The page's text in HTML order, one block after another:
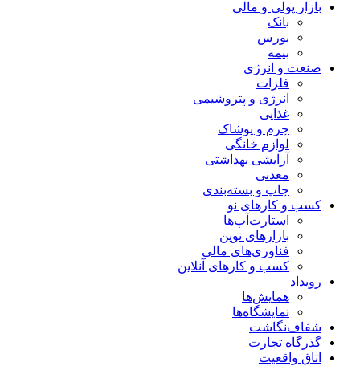
بازار پولی و مالی
بانک
بورس
بیمه
صنعت و انرژی
فلزات
انرژی و پتروشیمی
غذایی
چرم و پوشاک
لوازم خانگی
آرایشی بهداشتی
معدنی
چاپ و بسته‌بندی
کسب و کارهای نو
استارت‌آپ‌ها
بازارهای نوین
فناوری‌های مالی
کسب و کارهای آنلاین
رویداد
همایش‌ها
نمایشگاه‌ها
شفاف‌نگاشت
گذرگاه تجارت
اتاق واقعیت